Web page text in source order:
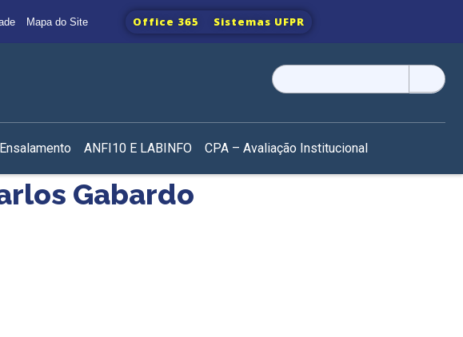
Mapa do Site Office 365 Sistemas UFPR
Pesquisar
por:
Ensalamento ANFI10 E LABINFO CPA – Avaliação Institucional
Gabardo